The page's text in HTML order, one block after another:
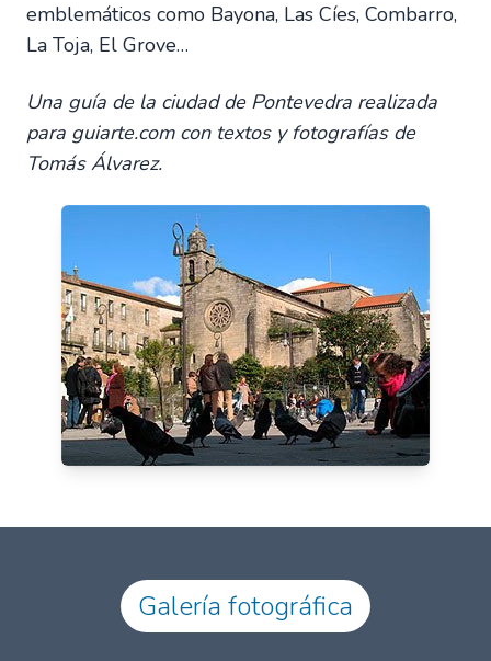
emblemáticos como Bayona, Las Cíes, Combarro,
La Toja, El Grove…
Una guía de la ciudad de Pontevedra realizada
para guiarte.com con textos y fotografías de
Tomás Álvarez.
Galería fotográfica